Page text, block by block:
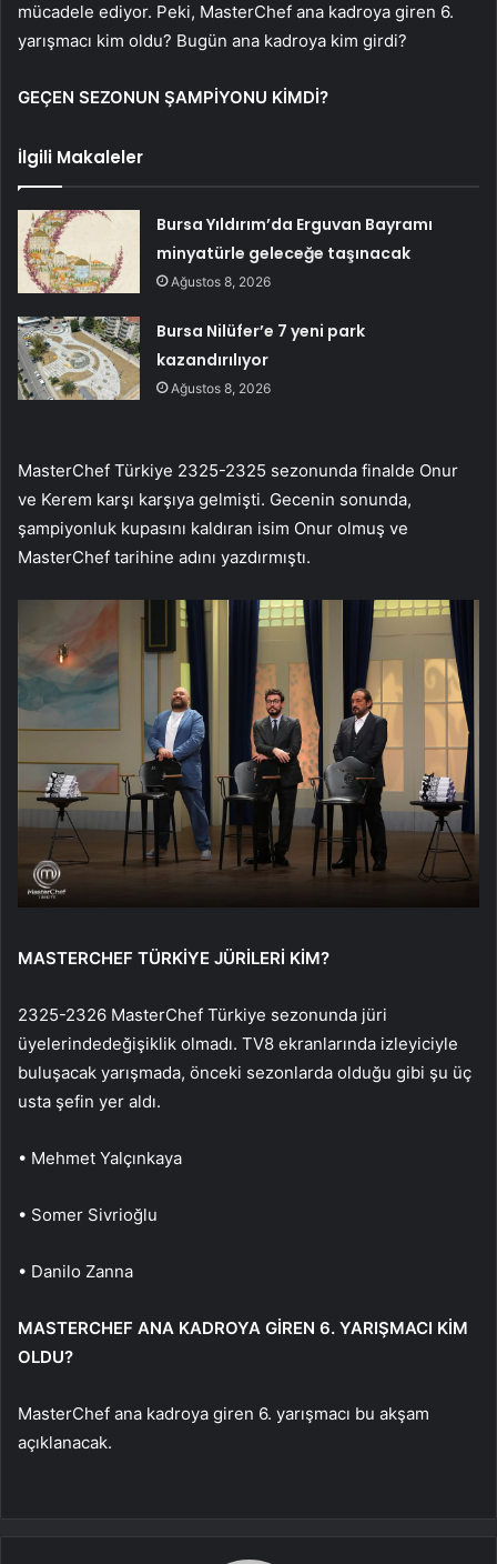
mücadele ediyor. Peki, MasterChef ana kadroya giren 6.
yarışmacı kim oldu? Bugün ana kadroya kim girdi?
GEÇEN SEZONUN ŞAMPİYONU KİMDİ?
İlgili Makaleler
Bursa Yıldırım’da Erguvan Bayramı
minyatürle geleceğe taşınacak
Ağustos 8, 2026
Bursa Nilüfer’e 7 yeni park
kazandırılıyor
Ağustos 8, 2026
MasterChef Türkiye 2325-2325 sezonunda finalde Onur
ve Kerem karşı karşıya gelmişti. Gecenin sonunda,
şampiyonluk kupasını kaldıran isim Onur olmuş ve
MasterChef tarihine adını yazdırmıştı.
MASTERCHEF TÜRKİYE JÜRİLERİ KİM?
2325-2326 MasterChef Türkiye sezonunda jüri
üyelerindedeğişiklik olmadı. TV8 ekranlarında izleyiciyle
buluşacak yarışmada, önceki sezonlarda olduğu gibi şu üç
usta şefin yer aldı.
• Mehmet Yalçınkaya
• Somer Sivrioğlu
• Danilo Zanna
MASTERCHEF ANA KADROYA GİREN 6. YARIŞMACI KİM
OLDU?
MasterChef ana kadroya giren 6. yarışmacı bu akşam
açıklanacak.